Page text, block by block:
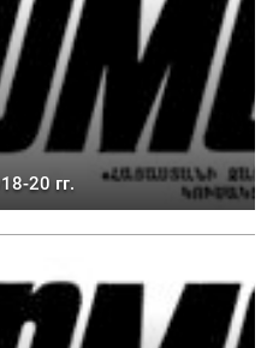
20 гг.